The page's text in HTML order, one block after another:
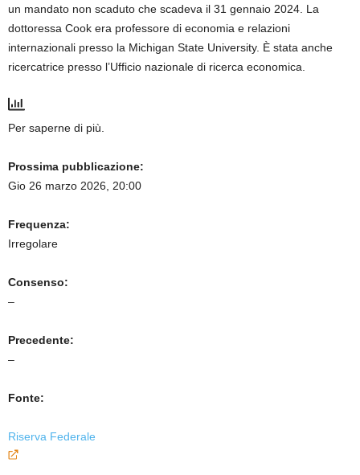
un mandato non scaduto che scadeva il 31 gennaio 2024. La
dottoressa Cook era professore di economia e relazioni
internazionali presso la Michigan State University. È stata anche
ricercatrice presso l’Ufficio nazionale di ricerca economica.
Per saperne di più.
Prossima pubblicazione:
Gio 26 marzo 2026, 20:00
Frequenza:
Irregolare
Consenso:
–
Precedente:
–
Fonte:
Riserva Federale